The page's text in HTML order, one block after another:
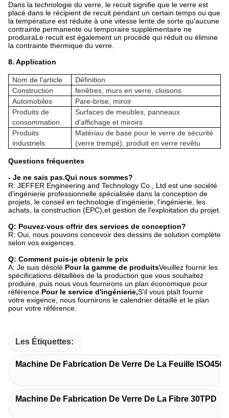
Dans la technologie du verre, le recuit signifie que le verre est
placé dans le récipient de recuit pendant un certain temps ou que
la température est réduite à une vitesse lente.de sorte qu'aucune
contrainte permanente ou temporaire supplémentaire ne
produiraLe recuit est également un procédé qui réduit ou élimine
la contrainte thermique du verre.
8. Application
Nom de l'article
Définition
Construction
fenêtres, murs en verre, cloisons
Automobiles
Pare-brise, miroir
Produits de
consommation
Surfaces de meubles, panneaux
d'affichage et miroirs
Produits
industriels
Matériau de base pour le verre de sécurité
(verre trempé), produit en verre revêtu
Questions fréquentes
- Je ne sais pas.Qui nous sommes?
R: JEFFER Engineering and Technology Co., Ltd est une société
d'ingénierie professionnelle spécialisée dans la conception de
projets, le conseil en technologie d'ingénierie, l'ingénierie, les
achats, la construction (EPC),et gestion de l'exploitation du projet.
Q: Pouvez-vous offrir des services de conception?
R: Oui, nous pouvons concevoir des dessins de solution complète
selon vos exigences.
Q: Comment puis-je obtenir le prix
A: Je suis désolé. Pour la gamme de produitsVeuillez fournir les
spécifications détaillées de la production que vous souhaitez
produire, puis nous vous fournirons un plan économique pour
référence. Pour le service d'ingénierie,S'il vous plaît fournir
votre exigence, nous fournirons le calendrier détaillé et le plan
pour votre référence.
Les Étiquettes:
Machine De Fabrication De Verre De La Feuille
Machine De Fabrication De Verre De La Fibre 30TPD